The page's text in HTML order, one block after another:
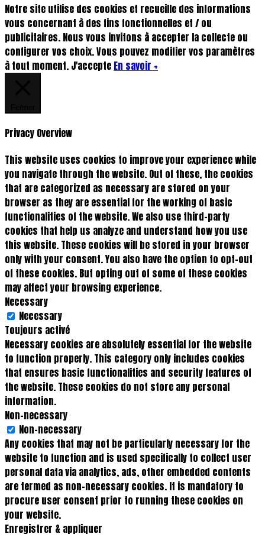
Notre site utilise des cookies et recueille des informations
vous concernant à des fins fonctionnelles et / ou
publicitaires. Nous vous invitons à accepter la collecte ou
configurer vos choix. Vous pouvez modifier vos paramètres
à tout moment. J'accepte En savoir +
Privacy Overview
This website uses cookies to improve your experience while
you navigate through the website. Out of these, the cookies
that are categorized as necessary are stored on your
browser as they are essential for the working of basic
functionalities of the website. We also use third-party
cookies that help us analyze and understand how you use
this website. These cookies will be stored in your browser
only with your consent. You also have the option to opt-out
of these cookies. But opting out of some of these cookies
may affect your browsing experience.
Necessary
Necessary
Toujours activé
Necessary cookies are absolutely essential for the website
to function properly. This category only includes cookies
that ensures basic functionalities and security features of
the website. These cookies do not store any personal
information.
Non-necessary
Non-necessary
Any cookies that may not be particularly necessary for the
website to function and is used specifically to collect user
personal data via analytics, ads, other embedded contents
are termed as non-necessary cookies. It is mandatory to
procure user consent prior to running these cookies on
your website.
Enregistrer & appliquer